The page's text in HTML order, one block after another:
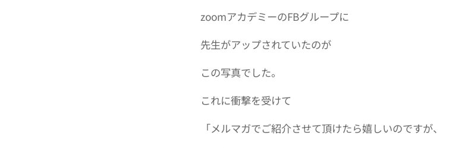
zoomアカデミーのFBグループに
先生がアップされていたのが
この写真でした。
これに衝撃を受けて
「メルマガでご紹介させて頂けたら嬉しいのですが、